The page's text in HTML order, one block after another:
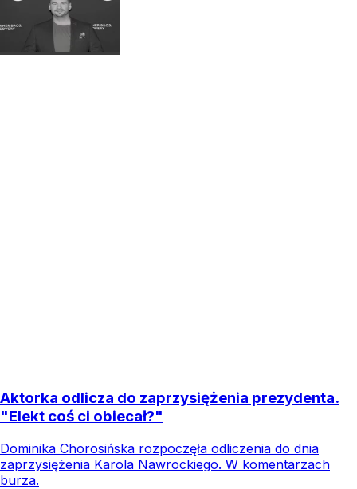
Aktorka odlicza do zaprzysiężenia prezydenta.
"Elekt coś ci obiecał?"
Dominika Chorosińska rozpoczęła odliczenia do dnia
zaprzysiężenia Karola Nawrockiego. W komentarzach
burza.